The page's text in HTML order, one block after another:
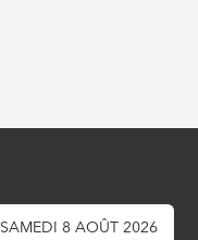
SAMEDI 8 AOÛT 2026